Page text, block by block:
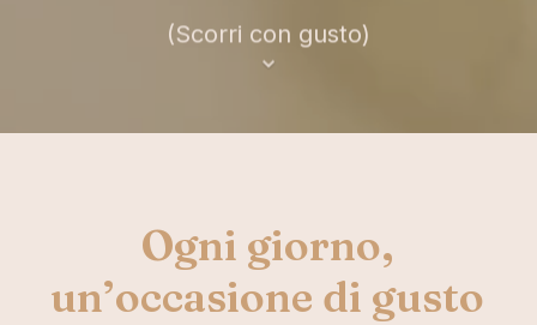
(Scorri con gusto)
Ogni giorno,
un’occasione di gusto